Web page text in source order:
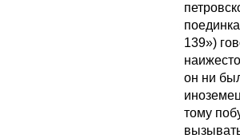
139»)
он ни
тому